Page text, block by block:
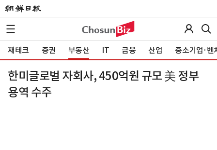
재테크 증권 부동산 IT 금융 산업 중소기업·벤
한미글로벌 자회사, 450억원 규모 美 정부
용역 수주